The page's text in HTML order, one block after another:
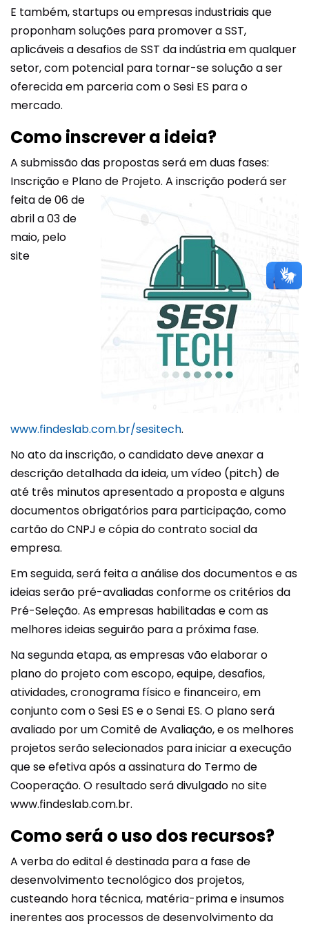
E também, startups ou empresas industriais que
proponham soluções para promover a SST,
aplicáveis a desafios de SST da indústria em qualquer
setor, com potencial para tornar-se solução a ser
oferecida em parceria com o Sesi ES para o
mercado.
Como inscrever a ideia?
A submissão das propostas será em duas fases:
Inscrição e Plano de Projeto. A inscrição poderá ser
feita de 06 de
abril a 03 de
maio, pelo
site
www.findeslab.com.br/sesitech.
No ato da inscrição, o candidato deve anexar a
descrição detalhada da ideia, um vídeo (pitch) de
até três minutos apresentado a proposta e alguns
documentos obrigatórios para participação, como
cartão do CNPJ e cópia do contrato social da
empresa.
Em seguida, será feita a análise dos documentos e as
ideias serão pré-avaliadas conforme os critérios da
Pré-Seleção. As empresas habilitadas e com as
melhores ideias seguirão para a próxima fase.
Na segunda etapa, as empresas vão elaborar o
plano do projeto com escopo, equipe, desafios,
atividades, cronograma físico e financeiro, em
conjunto com o Sesi ES e o Senai ES. O plano será
avaliado por um Comitê de Avaliação, e os melhores
projetos serão selecionados para iniciar a execução
que se efetiva após a assinatura do Termo de
Cooperação. O resultado será divulgado no site
www.findeslab.com.br.
Como será o uso dos recursos?
A verba do edital é destinada para a fase de
desenvolvimento tecnológico dos projetos,
custeando hora técnica, matéria-prima e insumos
inerentes aos processos de desenvolvimento da